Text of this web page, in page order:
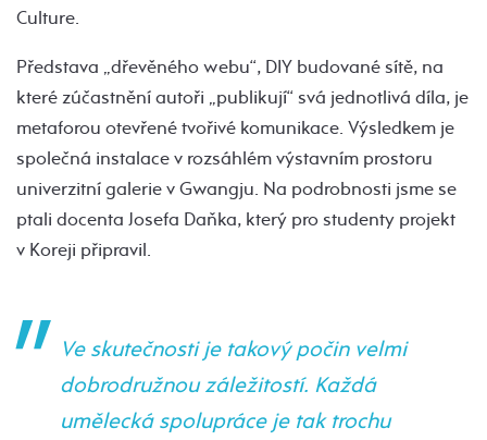
Culture.
Představa „dřevěného webu“, DIY budované sítě, na
které zúčastnění autoři „publikují“ svá jednotlivá díla, je
metaforou otevřené tvořivé komunikace. Výsledkem je
společná instalace v rozsáhlém výstavním prostoru
univerzitní galerie v Gwangju. Na podrobnosti jsme se
ptali docenta Josefa Daňka, který pro studenty projekt
v Koreji připravil.
Ve skutečnosti je takový počin velmi
dobrodružnou záležitostí. Každá
umělecká spolupráce je tak trochu